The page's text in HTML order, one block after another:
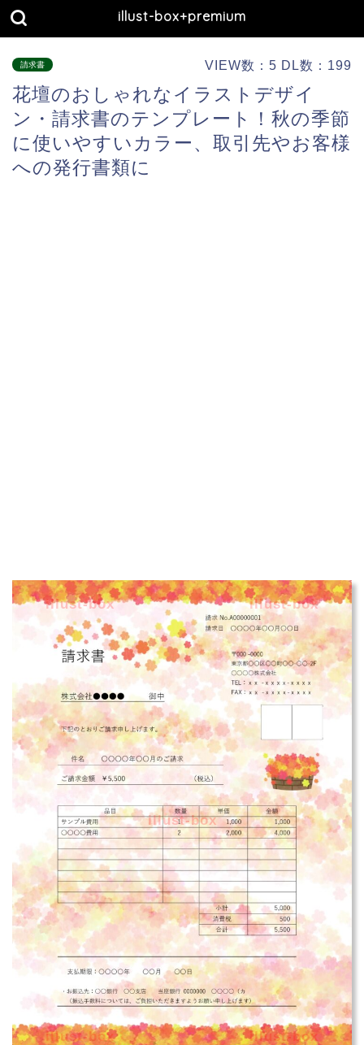
illust-box+premium
請求書 VIEW数：5 DL数：199
花壇のおしゃれなイラストデザイ
ン・請求書のテンプレート！秋の季節
に使いやすいカラー、取引先やお客様
への発行書類に
illust-box
illust-box illust-box
illust-box illust-box